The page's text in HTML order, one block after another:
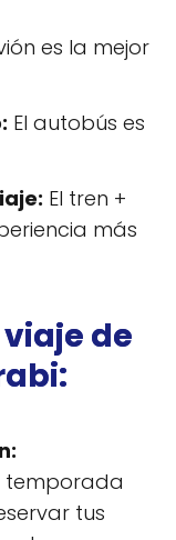
es la mejor
El autobús es
El tren +
más
de
temporada
tus